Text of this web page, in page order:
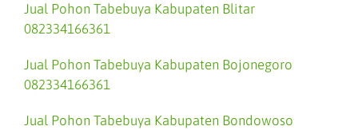
Jual Pohon Tabebuya Kabupaten Blitar
082334166361
Jual Pohon Tabebuya Kabupaten Bojonegoro
082334166361
Jual Pohon Tabebuya Kabupaten Bondowoso